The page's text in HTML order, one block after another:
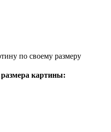
по своему размеру
картины: